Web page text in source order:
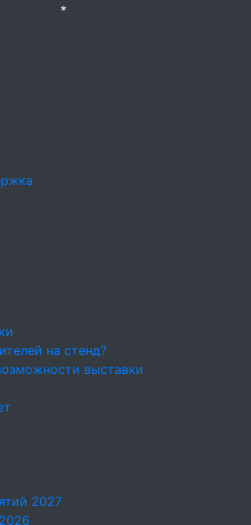
*
на стенд?
выставки
2027